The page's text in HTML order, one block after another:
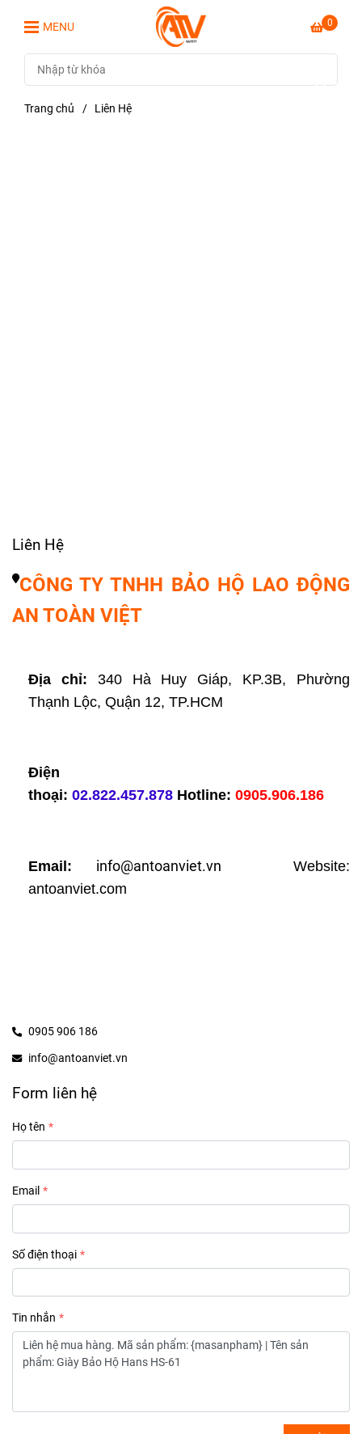
0
MENU
Trang chủ / Liên Hệ
Liên Hệ
CÔNG TY TNHH BẢO HỘ LAO ĐỘNG
AN TOÀN VIỆT
Địa chỉ: 340 Hà Huy Giáp, KP.3B, Phường
Thạnh Lộc, Quận 12, TP.HCM
Điện
thoại: 02.822.457.878 Hotline: 0905.906.186
Email: info@antoanviet.vn
Website:
antoanviet.com
0905 906 186
info@antoanviet.vn
Form liên hệ
Họ tên
Email
Số điện thoại
Tin nhắn